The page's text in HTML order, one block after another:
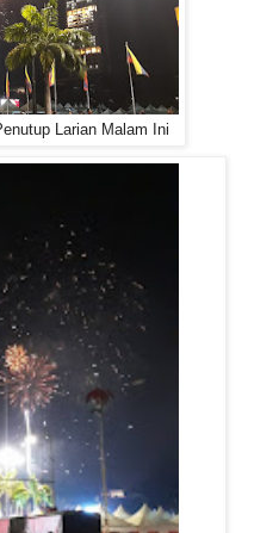
Larian Malam Ini